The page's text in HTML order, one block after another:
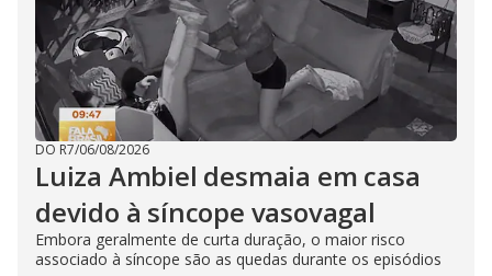
DO R7/06/08/2026
Luiza Ambiel desmaia em casa
devido à síncope vasovagal
Embora geralmente de curta duração, o maior risco
associado à síncope são as quedas durante os episódios